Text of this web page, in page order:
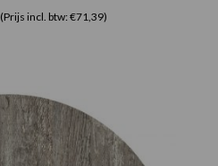
(Prijs incl. btw: €71,39)
€75.00
tot
€165.00